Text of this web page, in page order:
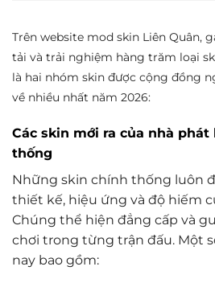
Trên website mod skin Liên Quân,
tải và trải nghiệm hàng trăm loại
là hai nhóm skin được cộng đồng
về nhiều nhất năm 2026:
Các skin mới ra của nhà
thống
Những skin chính thống luôn
thiết kế, hiệu ứng và độ hiếm
Chúng thể hiện đẳng cấp và
chơi trong từng trận đấu. Một
nay bao gồm: